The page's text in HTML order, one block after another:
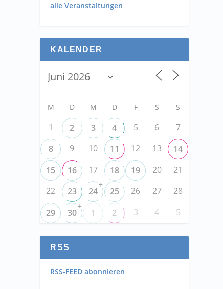
alle Veranstaltungen
KALENDER
M D M D F S S
1 2 3 4 5 6
7
8
9 10 11 12 13
14
15
16 17 18 19 20
21
22
23 24
+
25 26 27
28
29
30
+
1 2 3 4 5
RSS
RSS-FEED abonnieren